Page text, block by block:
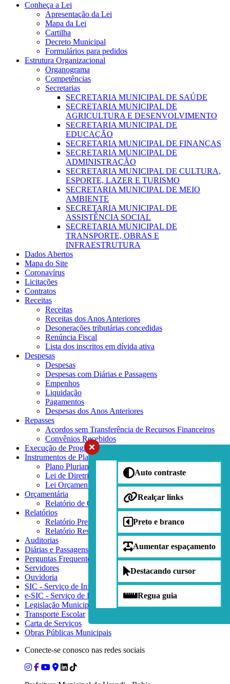
Auto contraste
Realçar links
Preto e branco
Aumentar espaçamento
Destacando cursor
Regua guia
Conheça a Lei
Apresentação da Lei
Mapa da Lei
Cartilha
Decreto Municipal
Formulários para pedidos
Estrutura Organizacional
Organograma
Competências
Secretarias
SECRETARIA MUNICIPAL DE SAÚDE
SECRETARIA MUNICIPAL DE
AGRICULTURA E DESENVOLVIMENTO
SECRETARIA MUNICIPAL DE
EDUCAÇÃO
SECRETARIA MUNICIPAL DE FINANÇAS
SECRETARIA MUNICIPAL DE
ADMINISTRAÇÃO
SECRETARIA MUNICIPAL DE CULTURA,
ESPORTE, LAZER E TURISMO
SECRETARIA MUNICIPAL DE MEIO
AMBIENTE
SECRETARIA MUNICIPAL DE
ASSISTÊNCIA SOCIAL
SECRETARIA MUNICIPAL DE
TRANSPORTE, OBRAS E
INFRAESTRUTURA
Dados Abertos
Mapa do Site
Coronavírus
Licitações
Contratos
Receitas
Receitas
Receitas dos Anos Anteriores
Desonerações tributárias concedidas
Renúncia Fiscal
Lista dos inscritos em dívida ativa
Despesas
Despesas
Despesas com Diárias e Passagens
Empenhos
Liquidação
Pagamentos
Despesas dos Anos Anteriores
Repasses
Acordos sem Transferência de Recursos Financeiros
Convênios Recebidos
Execução de Programas
Instrumentos de Planejamento
Plano Plurianual - PPA
Lei de Diretrizes Orçamentarias - LDO
Lei Orçamentária Anual - LOA
Orçamentária
Relatório de Gestão Fiscal
Relatórios
Relatório Prestação de Contas Anual
Relatório Res. de Execução Orçamentária
Auditorias
Diárias e Passagens
Perguntas Frequentes
Servidores
Ouvidoria
SIC - Serviço de Informações ao Cidadão
e-SIC - Serviço de Informações ao Cidadão
Legislação Municipal
Transporte Escolar
Carta de Serviços
Obras Públicas Municipais
Conecte-se conosco nas redes sociais